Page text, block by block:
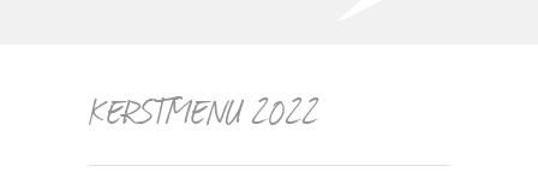
KERSTMENU 2022